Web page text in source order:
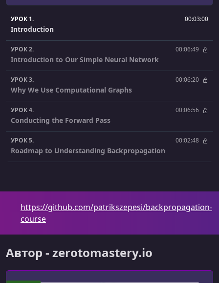
УРОК 1. 00:03:00
Introduction
УРОК 2. 00:06:49
Introduction to Our Simple Neural Network
УРОК 3. 00:06:20
Why We Use Computational Graphs
УРОК 4. 00:06:56
Conducting the Forward Pass
УРОК 5. 00:02:48
Roadmap to Understanding Backpropagation
Numerical Example of Derivatives
Gradients
https://github.com/patrikszepesi/backpropagation-
course
Автор - zerotomastery.io